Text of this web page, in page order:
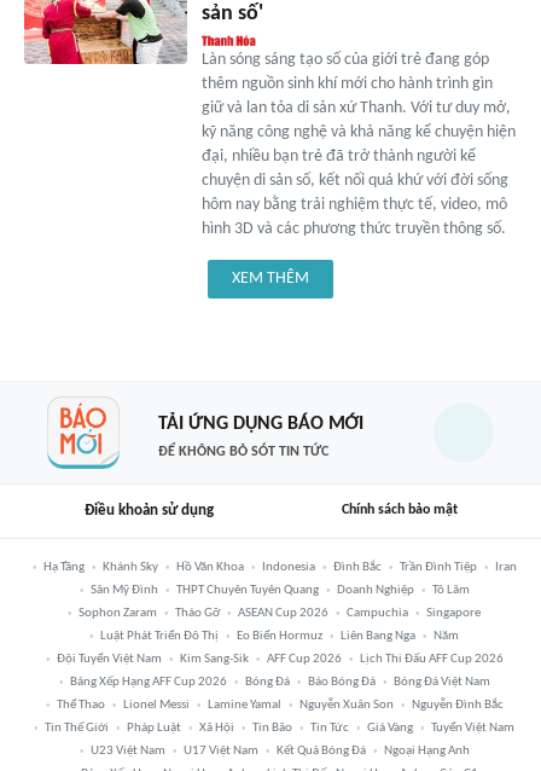
sản số'
Làn sóng sáng tạo số của giới trẻ đang góp
thêm nguồn sinh khí mới cho hành trình gìn
giữ và lan tỏa di sản xứ Thanh. Với tư duy mở,
kỹ năng công nghệ và khả năng kể chuyện hiện
đại, nhiều bạn trẻ đã trở thành người kể
chuyện di sản số, kết nối quá khứ với đời sống
hôm nay bằng trải nghiệm thực tế, video, mô
hình 3D và các phương thức truyền thông số.
XEM THÊM
TẢI ỨNG DỤNG BÁO MỚI
ĐỂ KHÔNG BỎ SÓT TIN TỨC
Điều khoản sử dụng Chính sách bảo mật
Hạ Tầng Khánh Sky Hồ Văn Khoa Indonesia Đình Bắc Trần Đình Tiệp
Iran
Sân Mỹ Đình
THPT Chuyên Tuyên Quang Doanh Nghiệp
Tô Lâm
Sophon Zaram
Tháo Gỡ ASEAN Cup 2026 Campuchia
Singapore
Luật Phát Triển Đô Thị
Eo Biển Hormuz Liên Bang Nga
Năm
Đội Tuyển Việt Nam
Kim Sang-Sik AFF Cup 2026
Lịch Thi Đấu AFF Cup 2026
Bảng Xếp Hạng AFF Cup 2026
Bóng Đá Báo Bóng Đá
Bóng Đá Việt Nam
Thể Thao
Lionel Messi Lamine Yamal Nguyễn Xuân Son
Nguyễn Đình Bắc
Tin Thế Giới
Pháp Luật Xã Hội Tin Bão Tin Tức Giá Vàng
Tuyển Việt Nam
U23 Việt Nam
U17 Việt Nam Kết Quả Bóng Đá
Ngoại Hạng Anh